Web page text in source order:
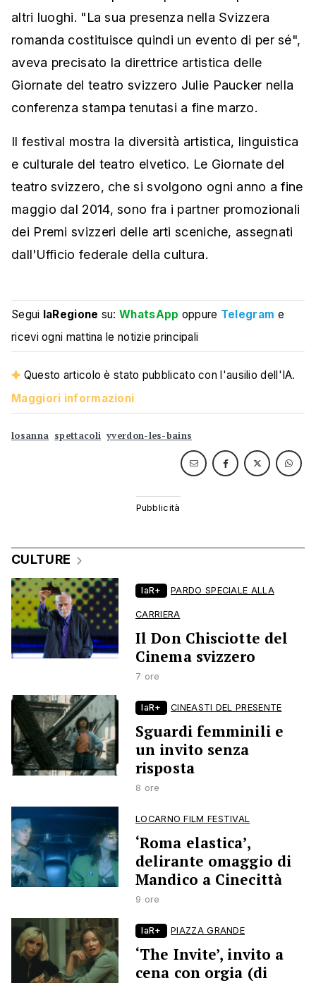
altri luoghi. "La sua presenza nella Svizzera
romanda costituisce quindi un evento di per sé",
aveva precisato la direttrice artistica delle
Giornate del teatro svizzero Julie Paucker nella
conferenza stampa tenutasi a fine marzo.
Il festival mostra la diversità artistica, linguistica
e culturale del teatro elvetico. Le Giornate del
teatro svizzero, che si svolgono ogni anno a fine
maggio dal 2014, sono fra i partner promozionali
dei Premi svizzeri delle arti sceniche, assegnati
dall'Ufficio federale della cultura.
Segui laRegione su:WhatsApp oppure Telegram e
ricevi ogni mattina le notizie principali
Questo articolo è stato pubblicato con l'ausilio dell'IA.
Maggiori informazioni
losanna spettacoli yverdon-les-bains
CULTURE
laR+ PARDO SPECIALE ALLA
CARRIERA
Il Don Chisciotte del
Cinema svizzero
7 ore
laR+ CINEASTI DEL PRESENTE
Sguardi femminili e
un invito senza
risposta
8 ore
LOCARNO FILM FESTIVAL
‘Roma elastica’,
delirante omaggio di
Mandico a Cinecittà
9 ore
laR+ PIAZZA GRANDE
‘The Invite’, invito a
cena con orgia (di